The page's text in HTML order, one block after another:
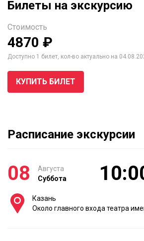
Билеты на экскурсию
Стоимость
4870 ₽
Доступно 1 билет, кол-во актуально на
КУПИТЬ БИЛЕТ
Расписание экскурсии
08
Августа
Суббота
Казань
Около главного входа театра